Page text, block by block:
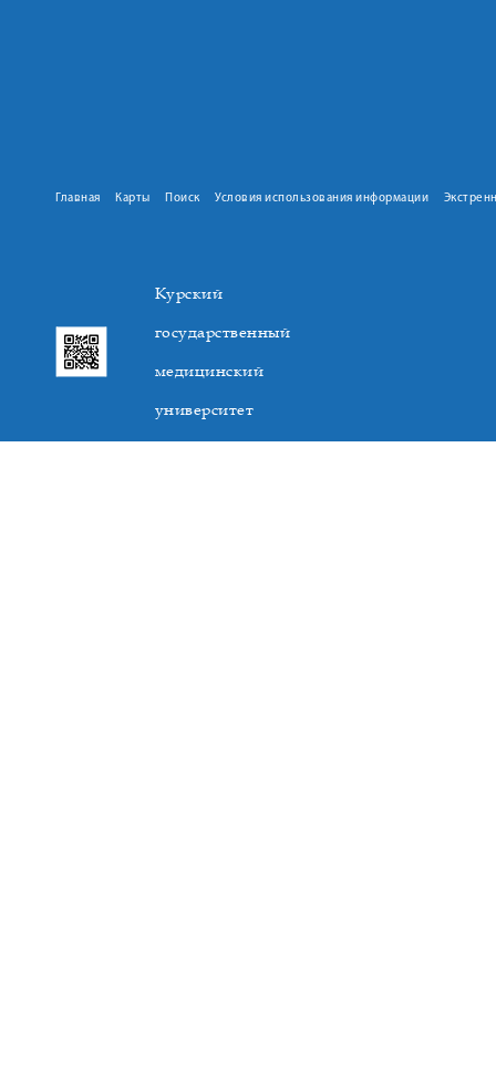
Главная Карты Поиск Условия использования информации
Курский
государственный
медицинский
университет